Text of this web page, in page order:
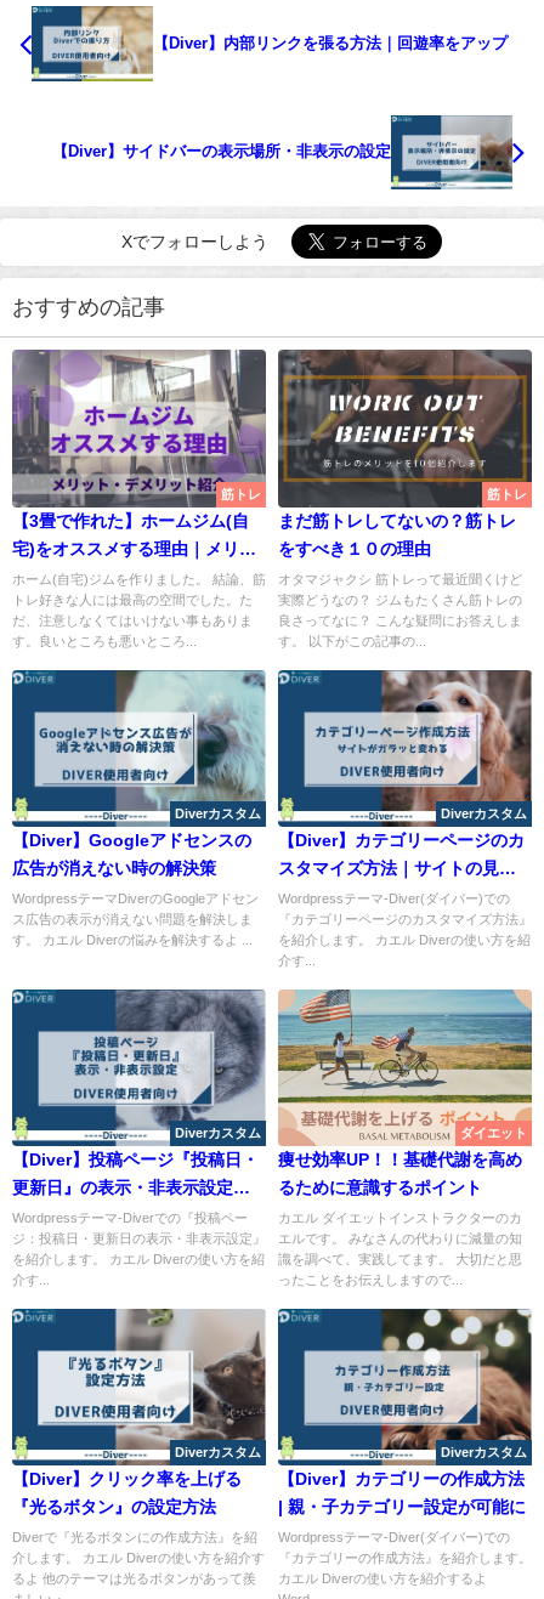
【Diver】内部リンクを張る方法｜回遊率をアップ
【Diver】サイドバーの表示場所・非表示の設定
Xでフォローしよう
おすすめの記事
筋トレ
【3畳で作れた】ホームジム(自
宅)をオススメする理由｜メリッ
トデメリット紹介
ホーム(自宅)ジムを作りました。 結論、筋
トレ好きな人には最高の空間でした。た
だ、注意しなくてはいけない事もありま
す。良いところも悪いところ...
筋トレ
まだ筋トレしてないの？筋トレ
をすべき１０の理由
オタマジャクシ 筋トレって最近聞くけど
実際どうなの？ ジムもたくさん筋トレの
良さってなに？ こんな疑問にお答えしま
す。 以下がこの記事の...
Diverカスタム
【Diver】Googleアドセンスの
広告が消えない時の解決策
WordpressテーマDiverのGoogleアドセン
ス広告の表示が消えない問題を解決しま
す。 カエル Diverの悩みを解決するよ ...
Diverカスタム
【Diver】カテゴリーページのカ
スタマイズ方法｜サイトの見え
方が変わります
Wordpressテーマ-Diver(ダイバー)での
『カテゴリーページのカスタマイズ方法』
を紹介します。 カエル Diverの使い方を紹
介す...
Diverカスタム
【Diver】投稿ページ『投稿日・
更新日』の表示・非表示設定｜
各メリット記載
Wordpressテーマ-Diverでの『投稿ペー
ジ：投稿日・更新日の表示・非表示設定』
を紹介します。 カエル Diverの使い方を紹
介す...
ダイエット
痩せ効率UP！！基礎代謝を高め
るために意識するポイント
カエル ダイエットインストラクターのカ
エルです。 みなさんの代わりに減量の知
識を調べて、実践してます。 大切だと思
ったことをお伝えしますので...
Diverカスタム
【Diver】クリック率を上げる
『光るボタン』の設定方法
Diverで『光るボタンにの作成方法』を紹
介します。 カエル Diverの使い方を紹介す
るよ 他のテーマは光るボタンがあって羨
Diverカスタム
【Diver】カテゴリーの作成方法
| 親・子カテゴリー設定が可能に
Wordpressテーマ-Diver(ダイバー)での
『カテゴリーの作成方法』を紹介します。
カエル Diverの使い方を紹介するよ